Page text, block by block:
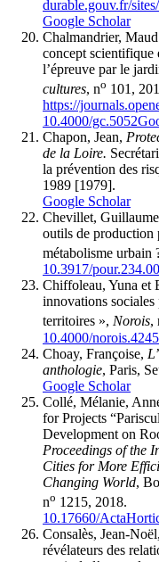
durable.gouv.fr/
Google Scholar
Chalmandrier, Maud
concept scientifique
l’épreuve par le
cultures, no 101,
https://
10.4000/gc.5052
Chapon, Jean,
de la Loire.
la prévention des
1989 [1979].
Google Scholar
Chevillet,
outils de production
métabolisme urbain
10.3917/
Chiffoleau, Yuna et
innovations
territoires », Norois,
10.4000/norois.4245
Choay, Françoise,
anthologie, Paris,
Google Scholar
Collé, Mélanie,
for Projects
Development on
Proceedings of the
Cities for More
Changing World,
no 1215, 2018.
10.17660/
Consalès, Jean-
révélateurs des